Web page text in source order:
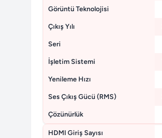
Görüntü Teknolojisi
Çıkış Yılı
Seri
İşletim Sistemi
Yenileme Hızı
Ses Çıkış Gücü (RMS)
Çözünürlük
HDMI Giriş Sayısı